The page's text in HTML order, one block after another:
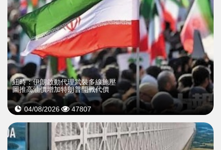
紐時：伊朗啟動代理武裝多線施壓
圖推高油價增加特朗普開戰代價
04/08/2026 47807